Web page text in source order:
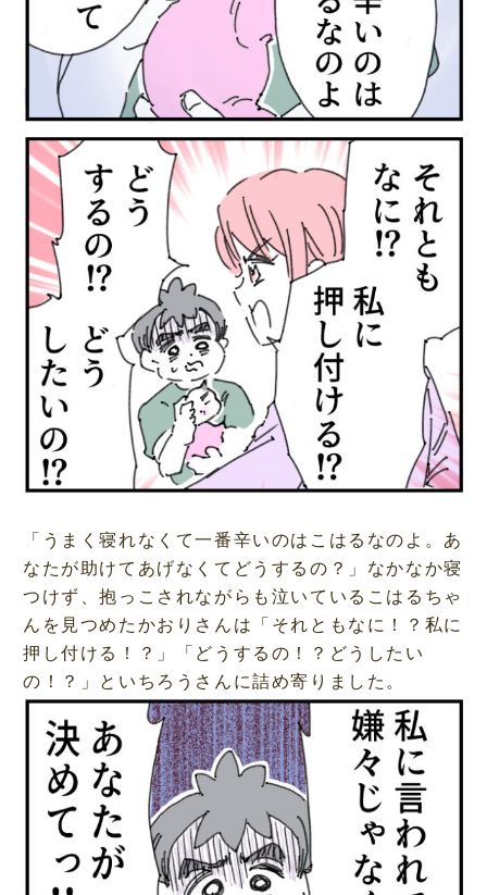
「うまく寝れなくて一番辛いのはこはるなのよ。あ
なたが助けてあげなくてどうするの？」なかなか寝
つけず、抱っこされながらも泣いているこはるちゃ
んを見つめたかおりさんは「それともなに！？私に
押し付ける！？」「どうするの！？どうしたい
の！？」といちろうさんに詰め寄りました。